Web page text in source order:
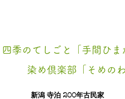
四季のてしごと「手間ひま
染め倶楽部「そめのわ
新潟 寺泊 200年​古民家